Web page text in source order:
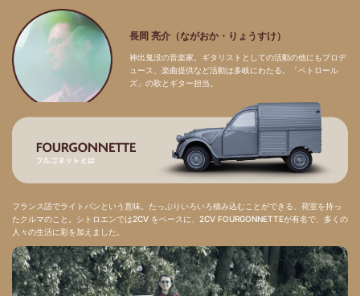
長岡 亮介（ながおか・りょうすけ）
神出鬼没の音楽家。ギタリストとしての活動の他にもプロデ
ュース、楽曲提供など活動は多岐にわたる。「ペトロール
ズ」の歌とギター担当。
フランス語でライトバンという意味。たっぷりいろいろ積み込むことができる、荷室を持っ
たクルマのこと。シトロエンでは2CV をベースに、2CV FOURGONNETTEが有名で、多くの
人々の生活に彩を加えました。